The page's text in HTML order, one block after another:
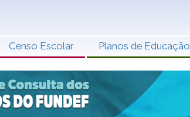
Censo Escolar Planos de Educação